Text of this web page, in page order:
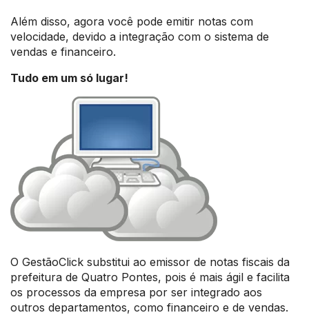
Além disso, agora você pode emitir notas com
velocidade, devido a integração com o sistema de
vendas e financeiro.
Tudo em um só lugar!
O GestãoClick substitui ao emissor de notas fiscais da
prefeitura de Quatro Pontes, pois é mais ágil e facilita
os processos da empresa por ser integrado aos
outros departamentos, como financeiro e de vendas.